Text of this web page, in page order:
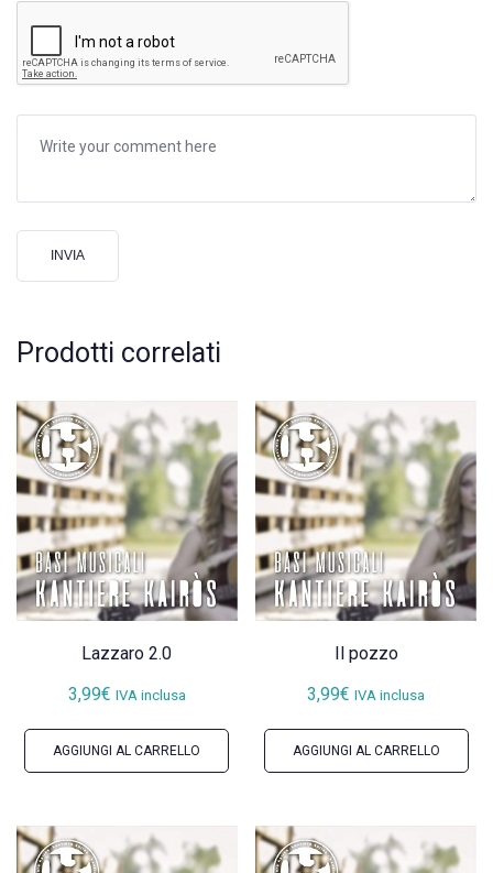
Prodotti correlati
Lazzaro 2.0
3,99€ IVA inclusa
AGGIUNGI AL CARRELLO
Il pozzo
3,99€ IVA inclusa
AGGIUNGI AL CARRELLO